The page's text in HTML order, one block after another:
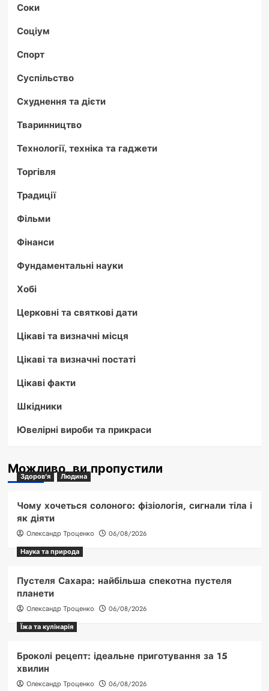
Соки
Соціум
Спорт
Суспільство
Схуднення та дієти
Тваринництво
Технології, техніка та гаджети
Торгівля
Традиції
Фільми
Фінанси
Фундаментальні науки
Хобі
Церковні та святкові дати
Цікаві та визначні місця
Цікаві та визначні постаті
Цікаві факти
Шкідники
Ювелірні вироби та прикраси
Можливо, ви пропустили
Здоров'я Людина
Чому хочеться солоного: фізіологія, сигнали тіла і
як діяти
Олександр Троценко
06/08/2026
Наука та природа
Пустеля Сахара: найбільша спекотна пустеля
планети
Олександр Троценко
06/08/2026
Їжа та кулінарія
Броколі рецепт: ідеальне приготування за 15
хвилин
Олександр Троценко 06/08/2026